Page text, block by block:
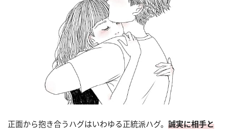
正面から抱き合うハグはいわゆる正統派ハグ。 誠実に相手と